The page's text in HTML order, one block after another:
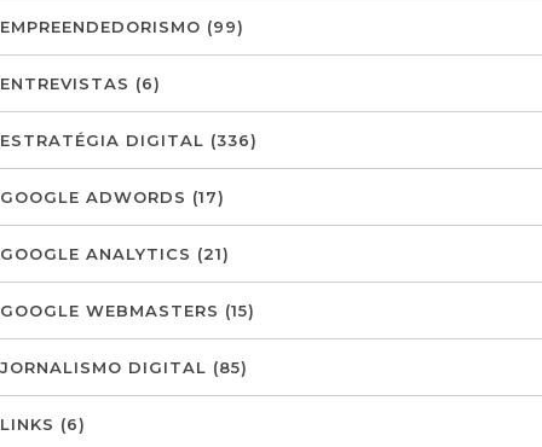
EMPREENDEDORISMO (99)
ENTREVISTAS (6)
ESTRATÉGIA DIGITAL (336)
GOOGLE ADWORDS (17)
GOOGLE ANALYTICS (21)
GOOGLE WEBMASTERS (15)
JORNALISMO DIGITAL (85)
LINKS (6)